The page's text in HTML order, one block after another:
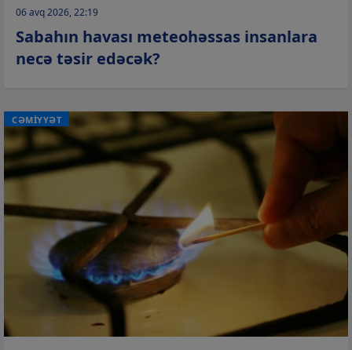
06 avq 2026, 22:19
Sabahın havası meteohəssas insanlara
necə təsir edəcək?
CƏMİYYƏT